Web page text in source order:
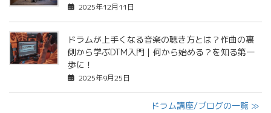
2025年12月11日
ドラムが上手くなる音楽の聴き方とは？作曲の裏
側から学ぶDTM入門｜何から始める？を知る第一
歩に！
2025年9月25日
ドラム講座/ブログの一覧 ≫